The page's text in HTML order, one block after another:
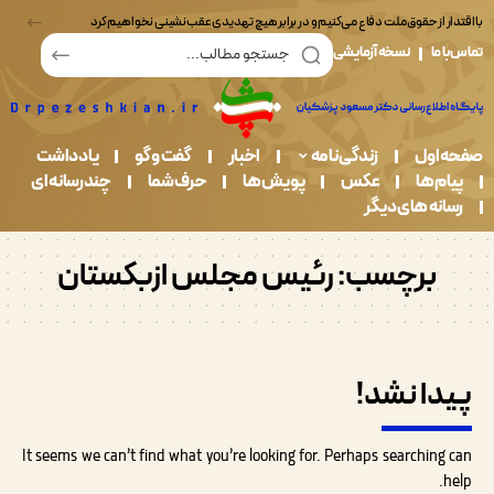
از حقوق ملت دفاع می‌کنیم و در برابر هیچ تهدیدی عقب‌نشینی نخواهیم کرد
نسخه آزمایشی
زندگی نامه اخبار گفت و گو
یادداشت
ها
عکس پویش ها حرف شما
چندرسانه ای
های دیگر
برچسب:رئیس مجلس ازبکستان
نشد!
It seems we can’t find what you’re looking for. Perhaps